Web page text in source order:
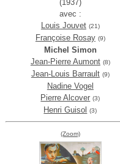
(1937)
avec :
Louis Jouvet (21)
Françoise Rosay (9)
Michel Simon
Jean-Pierre Aumont (8)
Jean-Louis Barrault (9)
Nadine Vogel
Pierre Alcover (3)
Henri Guisol (3)
(Zoom)